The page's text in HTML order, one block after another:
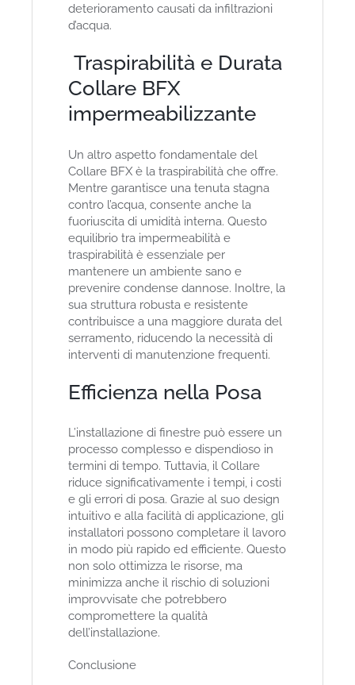
deterioramento causati da infiltrazioni
d’acqua.
Traspirabilità e Durata
Collare BFX
impermeabilizzante
Un altro aspetto fondamentale del
Collare BFX è la traspirabilità che offre.
Mentre garantisce una tenuta stagna
contro l’acqua, consente anche la
fuoriuscita di umidità interna. Questo
equilibrio tra impermeabilità e
traspirabilità è essenziale per
mantenere un ambiente sano e
prevenire condense dannose. Inoltre, la
sua struttura robusta e resistente
contribuisce a una maggiore durata del
serramento, riducendo la necessità di
interventi di manutenzione frequenti.
Efficienza nella Posa
L’installazione di finestre può essere un
processo complesso e dispendioso in
termini di tempo. Tuttavia, il Collare
riduce significativamente i tempi, i costi
e gli errori di posa. Grazie al suo design
intuitivo e alla facilità di applicazione, gli
installatori possono completare il lavoro
in modo più rapido ed efficiente. Questo
non solo ottimizza le risorse, ma
minimizza anche il rischio di soluzioni
improvvisate che potrebbero
compromettere la qualità
dell’installazione.
Conclusione